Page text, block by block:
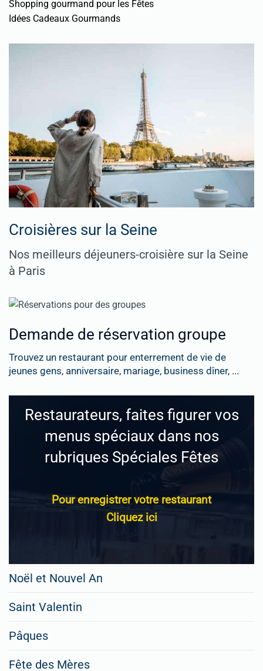
Shopping gourmand pour les Fêtes
Idées Cadeaux Gourmands
Croisières sur la Seine
Nos meilleurs déjeuners-croisière sur la Seine
à Paris
Demande de réservation groupe
Trouvez un restaurant pour enterrement de vie de
jeunes gens, anniversaire, mariage, business dîner, ...
Restaurateurs, faites figurer vos
menus spéciaux dans nos
rubriques Spéciales Fêtes
Pour enregistrer votre restaurant
Cliquez ici
Noël et Nouvel An
Saint Valentin
Pâques
Fête des Mères